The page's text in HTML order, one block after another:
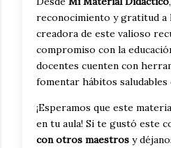
reconocimiento y gratitud a
creadora de este valioso
compromiso con la
docentes cuenten con
fomentar hábitos saludables
¡Esperamos que este
en tu aula! Si te gustó este
con otros maestros y